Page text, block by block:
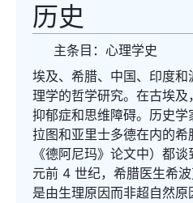
历史
主条目：心理学史
埃及、希腊、中国、印度
理学的哲学研究。在古埃
抑郁症和思维障碍。历史
拉图和亚里士多德在内的
《德阿尼玛》论文中）都
元前 4 世纪，希腊医生希
是由生理原因而非超自然